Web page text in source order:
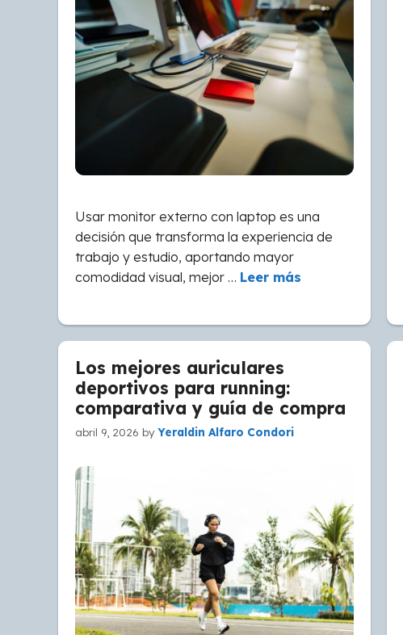
Usar monitor externo con laptop es una
decisión que transforma la experiencia de
trabajo y estudio, aportando mayor
comodidad visual, mejor … Leer más
Los mejores auriculares
deportivos para running:
comparativa y guía de compra
abril 9, 2026 byYeraldin Alfaro Condori